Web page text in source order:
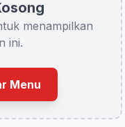
menampilkan
ini.
Menu